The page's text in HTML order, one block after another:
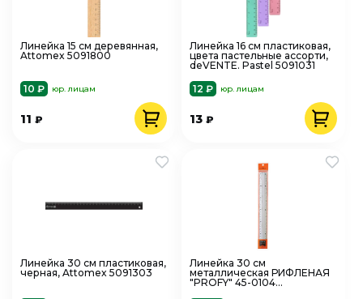
Линейка 15 см деревянная,
Attomex 5091800
10 ₽ юр. лицам
11 ₽
Линейка 16 см пластиковая,
цвета пастельные ассорти,
deVENTE. Pastel 5091031
12 ₽
юр. лицам
13₽
Линейка 30 см пластиковая,
черная, Attomex 5091303
Линейка 30 см
металлическая РИФЛЕНАЯ
"PROFY" 45-0104